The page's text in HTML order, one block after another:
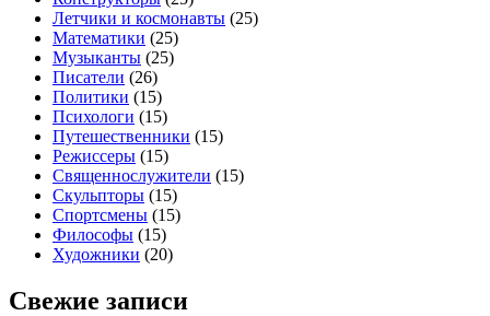
Летчики и космонавты (25)
Математики (25)
Музыканты (25)
Писатели (26)
Политики (15)
Психологи (15)
Путешественники (15)
Режиссеры (15)
Священнослужители (15)
Скульпторы (15)
Спортсмены (15)
Философы (15)
Художники (20)
Свежие записи